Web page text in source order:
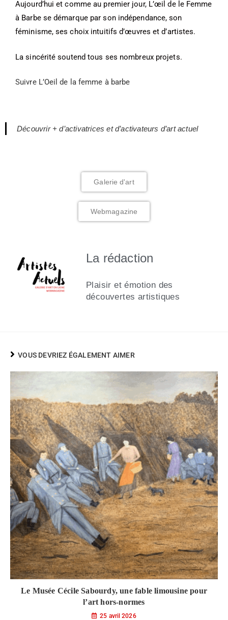
Aujourd’hui et comme au premier jour, L’œil de le Femme
à Barbe se démarque par son indépendance, son
féminisme, ses choix intuitifs d’œuvres et d’artistes.
La sincérité soutend tous ses nombreux projets.
Suivre L’Oeil de la femme à barbe
Découvrir + d’activatrices et d’activateurs d’art actuel
Galerie d'art
Webmagazine
La rédaction
Plaisir et émotion des
découvertes artistiques
VOUS DEVRIEZ ÉGALEMENT AIMER
Le Musée Cécile Sabourdy, une fable limousine pour
l’art hors-normes
25 avril 2026